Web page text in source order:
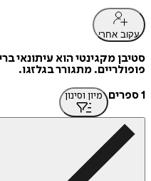
עקוב אחרי
פופולריים. מתגורר בגלזגו.
1 ספרים
מיון וסינון